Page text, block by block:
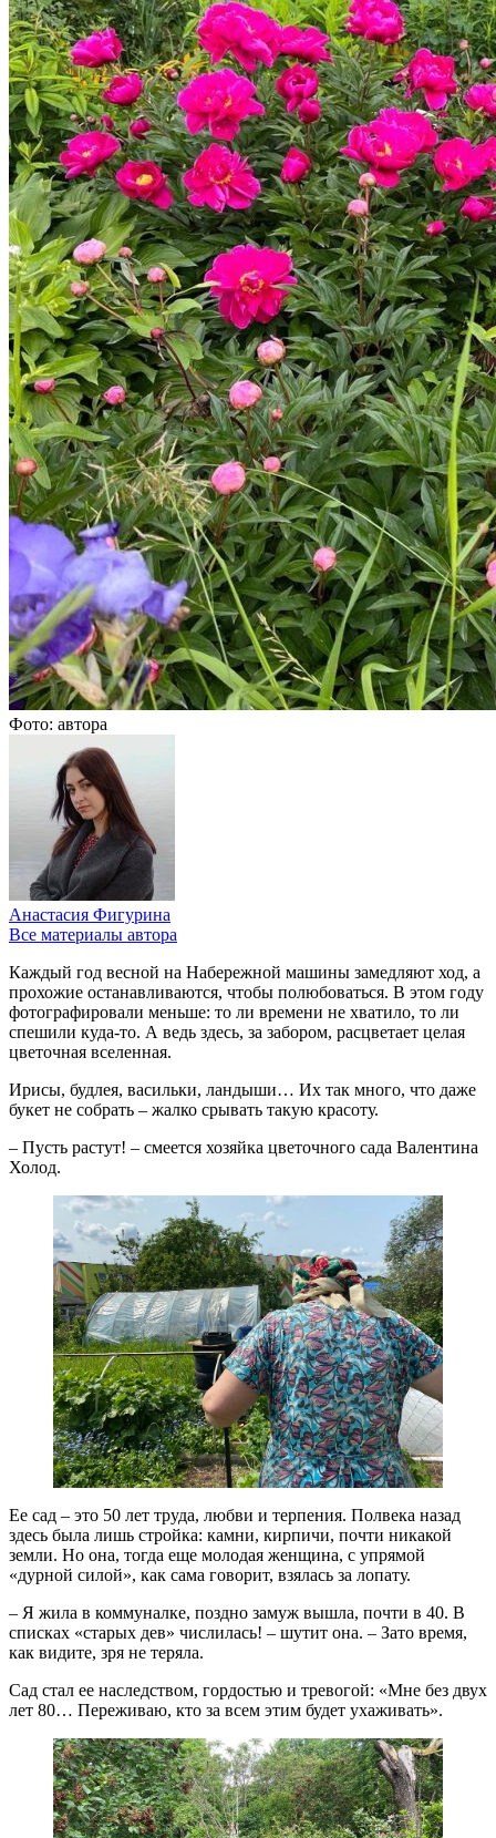
Фото: автора
Анастасия Фигурина
Все материалы автора
Каждый год весной на Набережной машины замедляют ход, а
прохожие останавливаются, чтобы полюбоваться. В этом году
фотографировали меньше: то ли времени не хватило, то ли
спешили куда-то. А ведь здесь, за забором, расцветает целая
цветочная вселенная.
Ирисы, будлея, васильки, ландыши… Их так много, что даже
букет не собрать – жалко срывать такую красоту.
– Пусть растут! – смеется хозяйка цветочного сада Валентина
Холод.
Ее сад – это 50 лет труда, любви и терпения. Полвека назад
здесь была лишь стройка: камни, кирпичи, почти никакой
земли. Но она, тогда еще молодая женщина, с упрямой
«дурной силой», как сама говорит, взялась за лопату.
– Я жила в коммуналке, поздно замуж вышла, почти в 40. В
списках «старых дев» числилась! – шутит она. – Зато время,
как видите, зря не теряла.
Сад стал ее наследством, гордостью и тревогой: «Мне без двух
лет 80… Переживаю, кто за всем этим будет ухаживать».